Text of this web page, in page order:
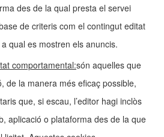
des de la qual presta el servei
de criteris com el contingut editat
qual es mostren els anuncis.
comportamental:són aquelles que
de la manera més eficaç possible,
que, si escau, l’editor hagi inclòs
aplicació o plataforma des de la que